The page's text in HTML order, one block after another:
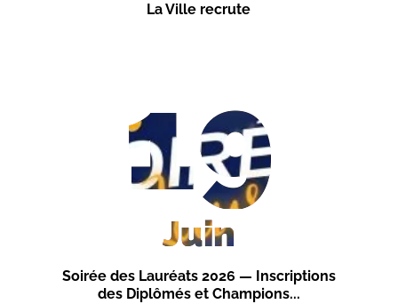
La Ville recrute
Soirée des Lauréats 2026 — Inscriptions
des Diplômés et Champions...
19
Juin